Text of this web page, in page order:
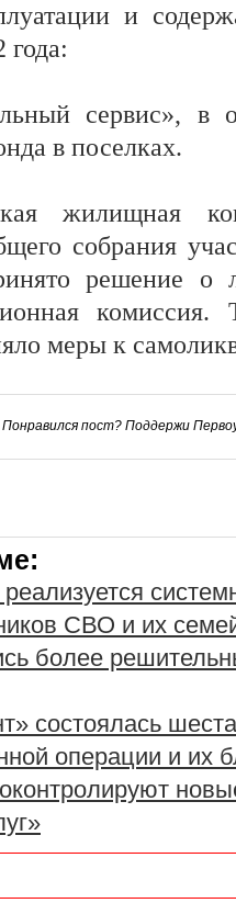
и
года:
сервис», в
в поселках.
жилищная
собрания
решение о
меры к
Понравился пост? Поддержи
СВО и их
более
состоялась
операции и их